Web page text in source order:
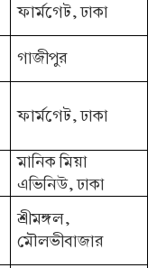
ফার্মগেট, ঢাকা
গাজীপুর
ফার্মগেট, ঢাকা
মানিক মিয়া
এভিনিউ, ঢাকা
শ্রীমঙ্গল,
মৌলভীবাজার